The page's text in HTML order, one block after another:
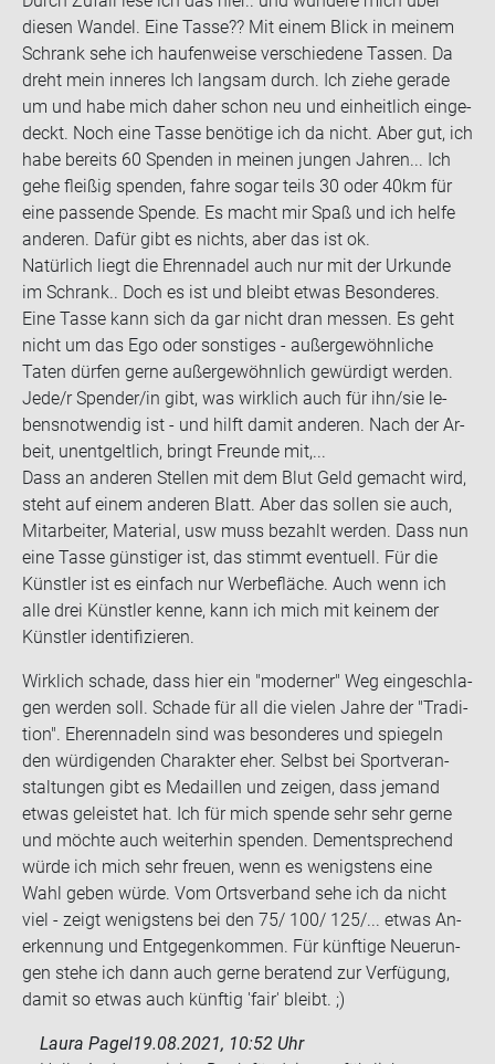
die­sen Wan­del. Eine Tasse?? Mit einem Blick in mei­nem
Schrank sehe ich hau­fen­wei­se ver­schie­de­ne Tas­sen. Da
dreht mein in­ne­res Ich lang­sam durch. Ich ziehe ge­ra­de
um und habe mich daher schon neu und ein­heit­lich ein­ge­
deckt. Noch eine Tasse be­nö­ti­ge ich da nicht. Aber gut, ich
habe be­reits 60 Spen­den in mei­nen jun­gen Jah­ren... Ich
gehe flei­ßig spen­den, fahre sogar teils 30 oder 40km für
eine pas­sen­de Spen­de. Es macht mir Spaß und ich helfe
an­de­ren. Dafür gibt es nichts, aber das ist ok.
Na­tür­lich liegt die Eh­ren­na­del auch nur mit der Ur­kun­de
im Schrank.. Doch es ist und bleibt etwas Be­son­de­res.
Eine Tasse kann sich da gar nicht dran mes­sen. Es geht
nicht um das Ego oder sons­ti­ges - au­ßer­ge­wöhn­li­che
Taten dür­fen gerne au­ßer­ge­wöhn­lich ge­wür­digt wer­den.
Jede/r Spen­der/in gibt, was wirk­lich auch für ihn/sie le­
bens­not­wen­dig ist - und hilft damit an­de­ren. Nach der Ar­
beit, un­ent­gelt­lich, bringt Freun­de mit,...
Dass an an­de­ren Stel­len mit dem Blut Geld ge­macht wird,
steht auf einem an­de­ren Blatt. Aber das sol­len sie auch,
Mit­ar­bei­ter, Ma­te­ri­al, usw muss be­zahlt wer­den. Dass nun
eine Tasse güns­ti­ger ist, das stimmt even­tu­ell. Für die
Künst­ler ist es ein­fach nur Wer­be­flä­che. Auch wenn ich
alle drei Künst­ler kenne, kann ich mich mit kei­nem der
Künst­ler iden­ti­fi­zie­ren.
Wirk­lich scha­de, dass hier ein "mo­der­ner" Weg ein­ge­schla­
gen wer­den soll. Scha­de für all die vie­len Jahre der "Tra­di­
ti­on". Ehe­ren­na­deln sind was be­son­de­res und spie­geln
den wür­di­gen­den Cha­rak­ter eher. Selbst bei Sport­ver­an­
stal­tun­gen gibt es Me­dail­len und zei­gen, dass je­mand
etwas ge­leis­tet hat. Ich für mich spen­de sehr sehr gerne
und möch­te auch wei­ter­hin spen­den. Dem­entspre­chend
würde ich mich sehr freu­en, wenn es we­nigs­tens eine
Wahl geben würde. Vom Orts­ver­band sehe ich da nicht
viel - zeigt we­nigs­tens bei den 75/ 100/ 125/... etwas An­
er­ken­nung und Ent­ge­gen­kom­men. Für künf­ti­ge Neue­run­
gen stehe ich dann auch gerne be­ra­tend zur Ver­fü­gung,
damit so etwas auch künf­tig 'fair' bleibt. ;)
Laura Pagel19.08.2021, 10:52 Uhr